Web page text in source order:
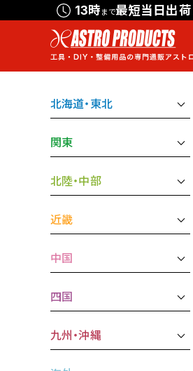
13時まで最短当日出荷
北海道・東北
関東
北陸・中部
近畿
中国
四国
九州・沖縄